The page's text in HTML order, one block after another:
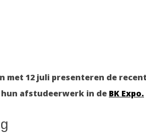
met 12 juli presenteren de
afstudeerwerk in de BK Expo.